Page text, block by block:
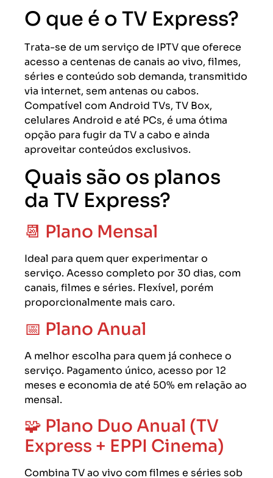
O que é o TV Express?
Trata-se de um serviço de IPTV que oferece
acesso a centenas de canais ao vivo, filmes,
séries e conteúdo sob demanda, transmitido
via internet, sem antenas ou cabos.
Compatível com Android TVs, TV Box,
celulares Android e até PCs, é uma ótima
opção para fugir da TV a cabo e ainda
aproveitar conteúdos exclusivos.
Quais são os planos
da TV Express?
📆 Plano Mensal
Ideal para quem quer experimentar o
serviço. Acesso completo por 30 dias, com
canais, filmes e séries. Flexível, porém
proporcionalmente mais caro.
📅 Plano Anual
A melhor escolha para quem já conhece o
serviço. Pagamento único, acesso por 12
meses e economia de até 50% em relação ao
mensal.
🧩 Plano Duo Anual (TV
Express + EPPI Cinema)
Combina TV ao vivo com filmes e séries sob